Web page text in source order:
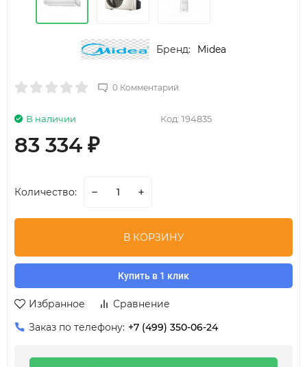
Бренд: Midea
0 Комментарий
Код: 194835
В наличии
83 334 ₽
Количество:
В КОРЗИНУ
Купить в 1 клик
Избранное
Сравнение
Заказ по телефону: +7 (499) 350-06-24